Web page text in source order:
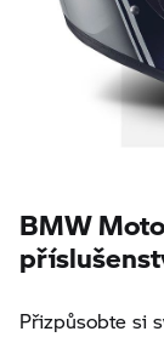
BMW
Přizpůsobte si